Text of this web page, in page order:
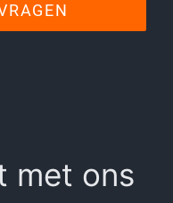
met ons